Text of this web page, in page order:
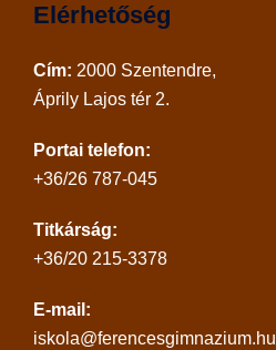
Elérhetőség
Cím: 2000 Szentendre,
Áprily Lajos tér 2.
Portai telefon:
+36/26 787-045
Titkárság:
+36/20 215-3378
E-mail:
iskola@ferencesgimnazium.hu